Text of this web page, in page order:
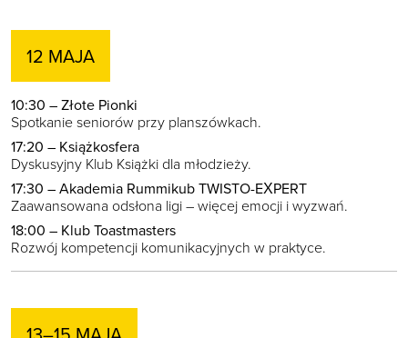
12 MAJA
10:30 – Złote Pionki
Spotkanie seniorów przy planszówkach.
17:20 – Książkosfera
Dyskusyjny Klub Książki dla młodzieży.
17:30 – Akademia Rummikub TWISTO-EXPERT
Zaawansowana odsłona ligi – więcej emocji i wyzwań.
18:00 – Klub Toastmasters
Rozwój kompetencji komunikacyjnych w praktyce.